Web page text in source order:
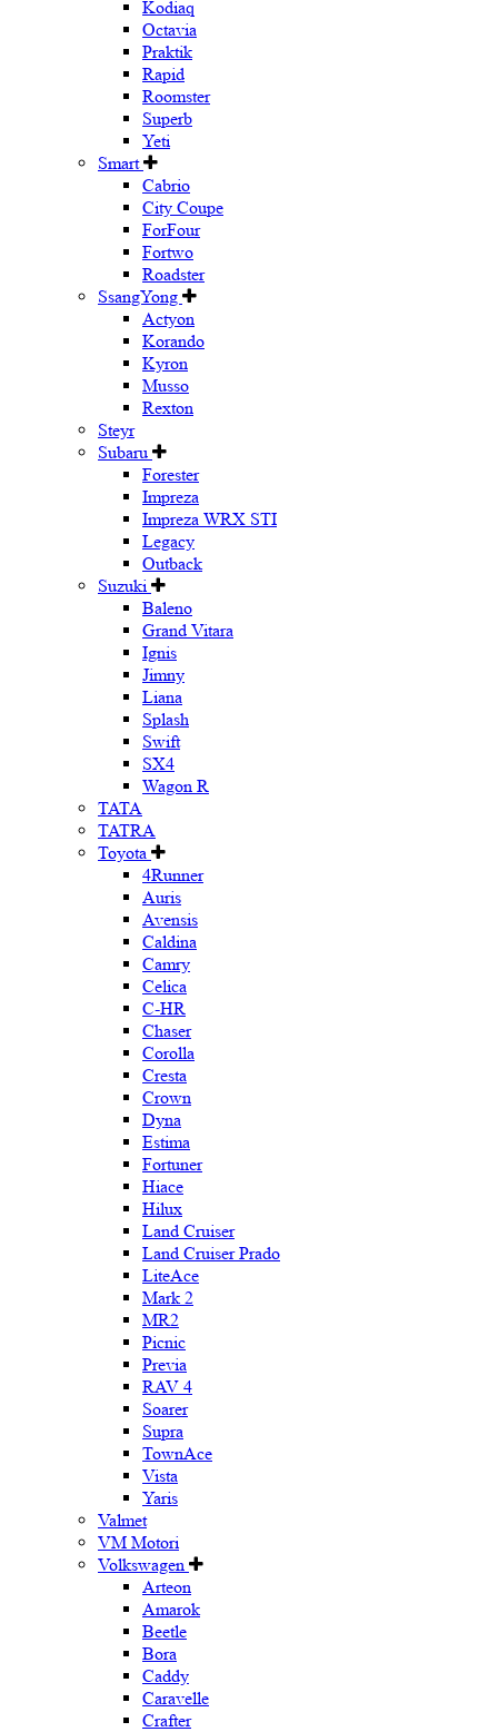
Kodiaq
Octavia
Praktik
Rapid
Roomster
Superb
Yeti
Smart
Cabrio
City Coupe
ForFour
Fortwo
Roadster
SsangYong
Actyon
Korando
Kyron
Musso
Rexton
Steyr
Subaru
Forester
Impreza
Impreza WRX STI
Legacy
Outback
Suzuki
Baleno
Grand Vitara
Ignis
Jimny
Liana
Splash
Swift
SX4
Wagon R
TATA
TATRA
Toyota
4Runner
Auris
Avensis
Caldina
Camry
Celica
C-HR
Chaser
Corolla
Cresta
Crown
Dyna
Estima
Fortuner
Hiace
Hilux
Land Cruiser
Land Cruiser Prado
LiteAce
Mark 2
MR2
Picnic
Previa
RAV 4
Soarer
Supra
TownAce
Vista
Yaris
Valmet
VM Motori
Volkswagen
Arteon
Amarok
Beetle
Bora
Caddy
Caravelle
Crafter